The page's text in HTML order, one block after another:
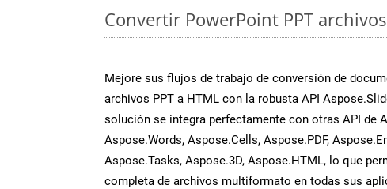
Convertir PowerPoint PPT
Mejore sus flujos de trabajo de conversión de
archivos PPT a HTML con la robusta API
solución se integra perfectamente con otras API de
Aspose.Words, Aspose.Cells, Aspose.PDF,
Aspose.Tasks, Aspose.3D, Aspose.HTML, lo que
completa de archivos multiformato en todas sus